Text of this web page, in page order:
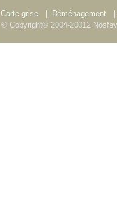
Carte grise Déménagement
© Copyright© 2004-20012